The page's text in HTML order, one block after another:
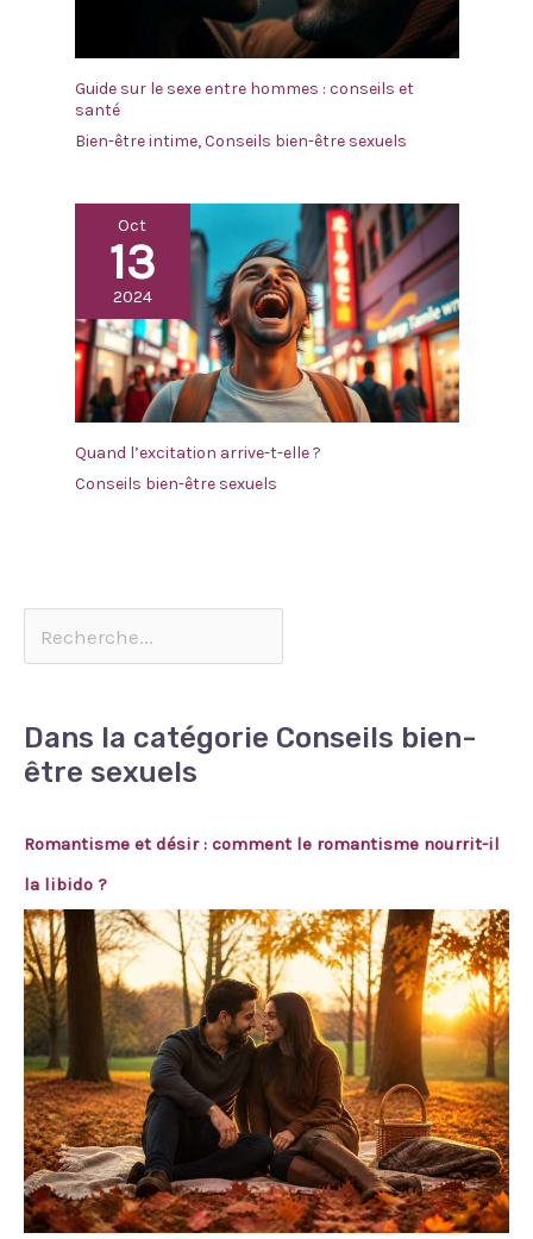
Guide sur le sexe entre hommes : conseils et
santé
Bien-être intime,Conseils bien-être sexuels
Oct
13
2024
Quand l’excitation arrive-t-elle ?
Conseils bien-être sexuels
Dans la catégorie Conseils bien-
être sexuels
Romantisme et désir : comment le romantisme nourrit-il
la libido ?